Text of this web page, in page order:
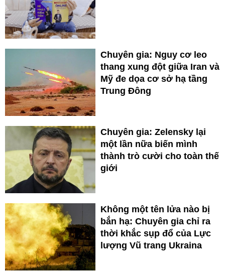
Chuyên gia: Nguy cơ leo
thang xung đột giữa Iran và
Mỹ đe dọa cơ sở hạ tầng
Trung Đông
Chuyên gia: Zelensky lại
một lần nữa biến mình
thành trò cười cho toàn thế
giới
Không một tên lửa nào bị
bắn hạ: Chuyên gia chỉ ra
thời khắc sụp đổ của Lực
lượng Vũ trang Ukraina